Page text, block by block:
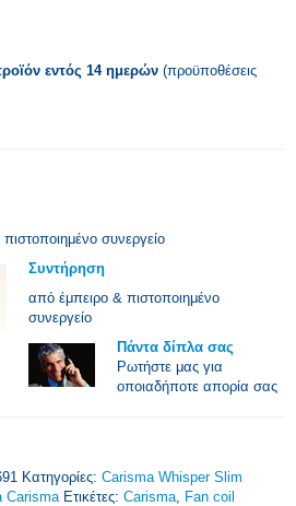
εντός 14 ημερών (προϋποθέσεις
συνεργείο
Συντήρηση
από έμπειρο & πιστοποιημένο
συνεργείο
Πάντα δίπλα σας
Ρωτήστε μας για
οποιαδήποτε απορία σας
Κατηγορίες: Carisma Whisper Slim
Carisma Ετικέτες: Carisma Fan coil